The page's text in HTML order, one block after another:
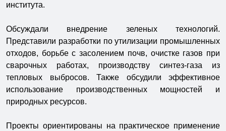
института.
Обсуждали внедрение зеленых технологий.
Представили разработки по утилизации промышленных
отходов, борьбе с засолением почв, очистке газов при
сварочных работах, производству синтез-газа из
тепловых выбросов. Также обсудили эффективное
использование производственных мощностей и
природных ресурсов.
Проекты ориентированы на практическое применение